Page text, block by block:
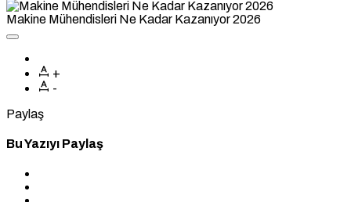
Makine Mühendisleri Ne Kadar Kazanıyor 2026
+
-
Paylaş
Bu Yazıyı Paylaş